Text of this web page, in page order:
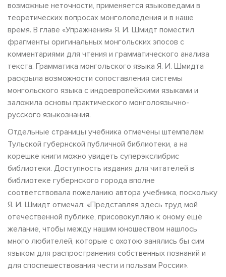
возможные неточности, применяется языковедами в
теоретических вопросах монголоведения и в наше
время. В главе «Упражнения» Я. И. Шмидт поместил
фрагменты оригинальных монгольских эпосов с
комментариями для чтения и грамматического анализа
текста. Грамматика монгольского языка Я. И. Шмидта
раскрыла возможности сопоставления системы
монгольского языка с индоевропейскими языками и
заложила основы практического монголоязычно-
русского языкознания.
Отдельные страницы учебника отмечены штемпелем
Тульской губернской публичной библиотеки, а на
корешке книги можно увидеть суперэкслибрис
библиотеки. Доступность издания для читателей в
библиотеке губернского города вполне
соответствовала пожеланию автора учебника, поскольку
Я. И. Шмидт отмечал: «Представляя здесь труд мой
отечественной публике, присовокупляю к оному ещё
желание, чтобы между нашим юношеством нашлось
много любителей, которые с охотою занялись бы сим
языком для распространения собственных познаний и
для споспешествования чести и пользам России».